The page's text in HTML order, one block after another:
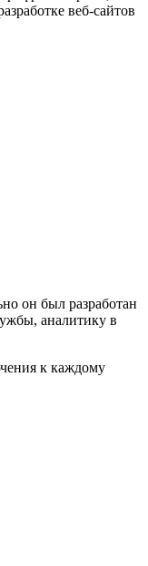
веб-сайтов
он был разработан
аналитику в
к каждому